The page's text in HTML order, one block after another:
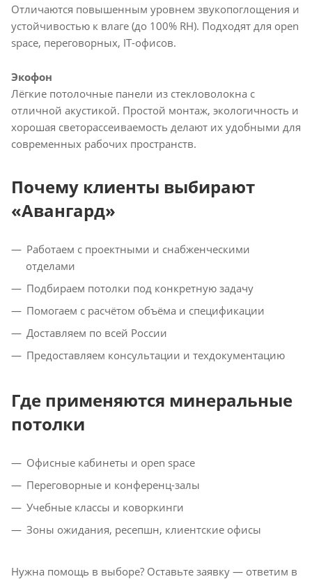
Отличаются повышенным уровнем звукопоглощения и
устойчивостью к влаге (до 100% RH). Подходят для open
space, переговорных, IT-офисов.
Экофон
Лёгкие потолочные панели из стекловолокна с
отличной акустикой. Простой монтаж, экологичность и
хорошая светорассеиваемость делают их удобными для
современных рабочих пространств.
Почему клиенты выбирают
«Авангард»
Работаем с проектными и снабженческими
отделами
Подбираем потолки под конкретную задачу
Помогаем с расчётом объёма и спецификации
Доставляем по всей России
Предоставляем консультации и техдокументацию
Где применяются минеральные
потолки
Офисные кабинеты и open space
Переговорные и конференц-залы
Учебные классы и коворкинги
Зоны ожидания, ресепшн, клиентские офисы
Нужна помощь в выборе? Оставьте заявку — ответим в